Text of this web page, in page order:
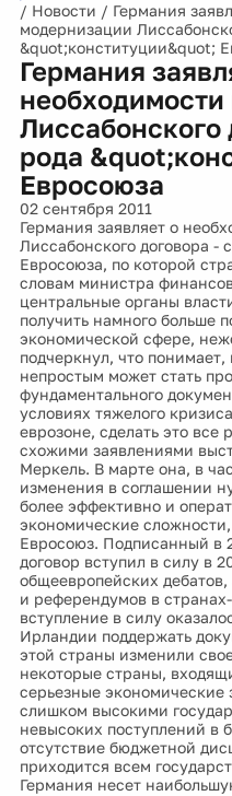
/ Новости / Германия
модернизации
&quot;конституции&quot;
Германия
Лиссабонского
рода
Евросоюза
02 сентября 2011
Германия заявляет о
Лиссабонского договора -
Евросоюза, по которой
словам министра
центральные органы
получить намного больше
экономической сфере,
подчеркнул, что
непростым может стать
фундаментального
условиях тяжелого
еврозоне, сделать это все
схожими заявлениями
Меркель. В марте она, в
изменения в соглашении
более эффективно и
экономические
Евросоюз. Подписанный в
договор вступил в силу в
общеевропейских
и референдумов в
вступление в силу
Ирландии поддержать
этой страны изменили
некоторые страны,
серьезные экономические
слишком высокими
невысоких поступлений в
отсутствие бюджетной
приходится всем
Германия несет